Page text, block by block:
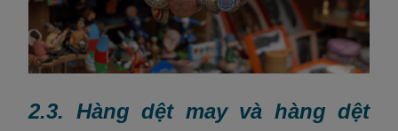
2.3. Hàng dệt may và hàng dệt